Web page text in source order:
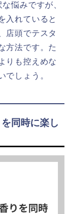
悩みですが、
入れていると
店頭でテスタ
方法です。た
りも控えめな
でしょう。
同時に楽し